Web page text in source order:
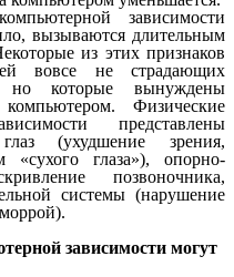
зависимости
вызываются длительным
из этих признаков
вовсе не страдающих
но которые вынуждены
Физические
представлены
(ухудшение зрения,
глаза»), опорно-
позвоночника,
системы (нарушение
зависимости могут